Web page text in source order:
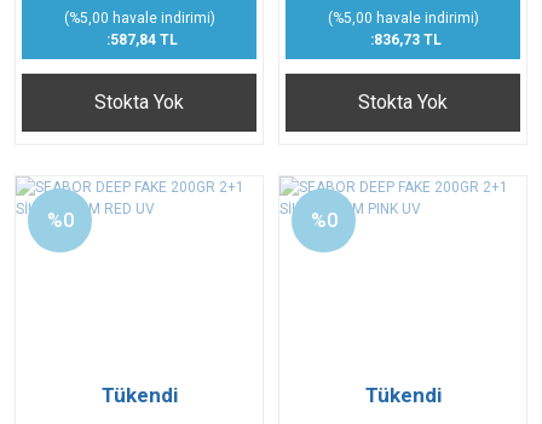
(%5,00 havale indirimi)
:587,84 TL
Stokta Yok
(%5,00 havale indirimi)
:836,73 TL
Stokta Yok
%0
Tükendi
%0
Tükendi